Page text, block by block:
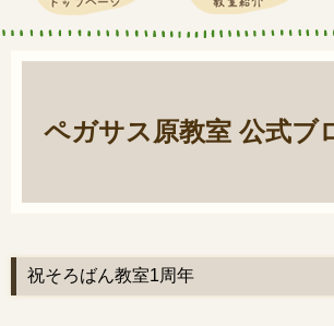
ペガサス原教室 公式ブ
祝そろばん教室1周年